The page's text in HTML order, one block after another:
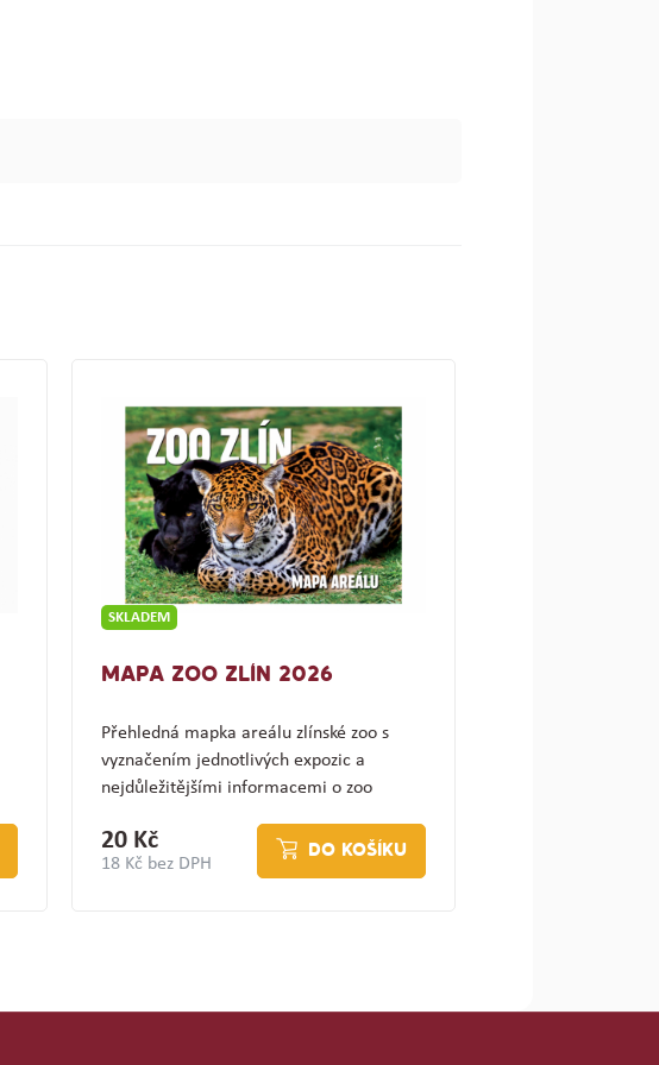
SKLADEM
MAPA ZOO ZLÍN 2026
Přehledná mapka areálu zlínské zoo s
vyznačením jednotlivých expozic a
nejdůležitějšími informacemi o zoo
20 Kč
18 Kč bez DPH
DO KOŠÍKU